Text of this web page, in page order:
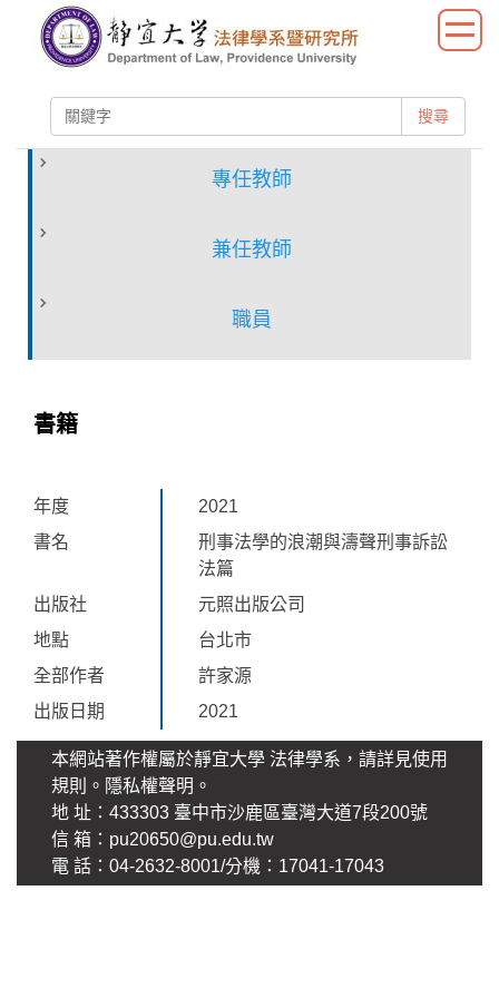
容
搜尋
專任教師
兼任教師
職員
書籍
年度
2021
書名
刑事法學的浪潮與濤聲刑事訴訟
法篇
出版社
元照出版公司
地點
台北市
全部作者
許家源
出版日期
2021
本網站著作權屬於靜宜大學 法律學系，請詳見使用
規則。 隱私權聲明 。
地 址：433303 臺中市沙鹿區臺灣大道7段200號
信 箱：pu20650@pu.edu.tw
電 話：04-2632-8001/分機：17041-17043